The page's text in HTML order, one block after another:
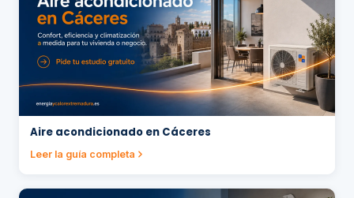
Aire acondicionado en Cáceres
Leer la guía completa